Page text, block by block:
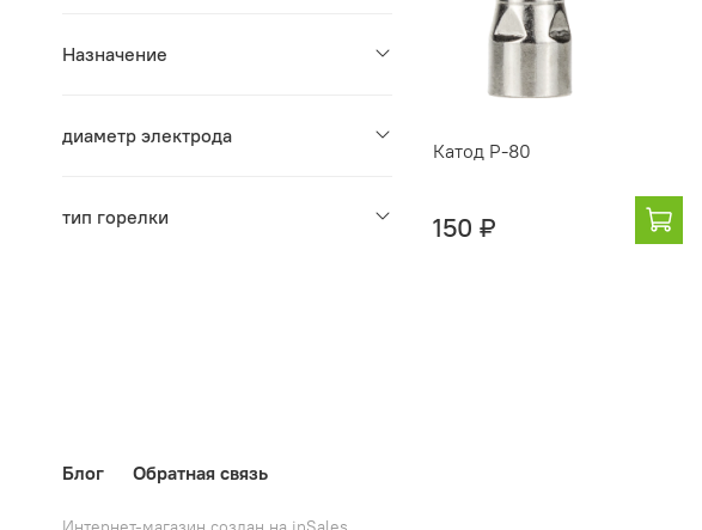
Катод Р-80
150 ₽
Назначение
диаметр электрода
тип горелки
Блог Обратная связь